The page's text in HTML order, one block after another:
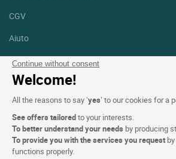
Continue without consent
Welcome!
All the reasons to say ‘yes’ to our cookies for a
See offers tailoredto your interests.
To better understand your needs by producing
To provide you with the services you request
functions properly.
CGV
Aiuto
Mappa del sito
Crediti fotografici
Facebook
Linkedin